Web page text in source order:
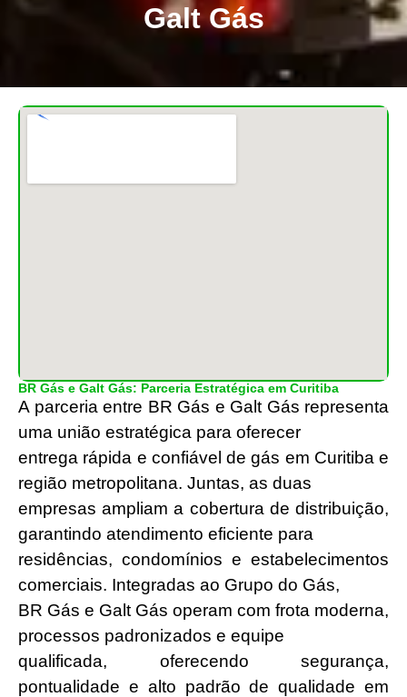
Galt Gás
BR Gás e Galt Gás: Parceria Estratégica em Curitiba
A parceria entre BR Gás e Galt Gás representa
uma união estratégica para oferecer
entrega rápida e confiável de gás em Curitiba e
região metropolitana. Juntas, as duas
empresas ampliam a cobertura de distribuição,
garantindo atendimento eficiente para
residências, condomínios e estabelecimentos
comerciais. Integradas ao Grupo do Gás,
BR Gás e Galt Gás operam com frota moderna,
processos padronizados e equipe
qualificada, oferecendo segurança,
pontualidade e alto padrão de qualidade em